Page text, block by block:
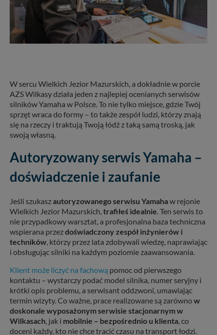
W sercu Wielkich Jezior Mazurskich, a dokładnie w porcie
AZS Wilkasy działa jeden z najlepiej ocenianych serwisów
silników Yamaha w Polsce. To nie tylko miejsce, gdzie Twój
sprzęt wraca do formy – to także zespół ludzi, którzy znają
się na rzeczy i traktują Twoją łódź z taką samą troską, jak
swoją własną.
Autoryzowany serwis Yamaha –
doświadczenie i zaufanie
Jeśli szukaszautoryzowanego serwisu Yamahaw rejonie
Wielkich Jezior Mazurskich, trafiłeś idealnie . Ten serwis to
nie przypadkowy warsztat, a profesjonalna baza techniczna
wspierana przezdoświadczony zespół inżynierów i
techników , którzy przez lata zdobywali wiedzę, naprawiając
i obsługując silniki na każdym poziomie zaawansowania.
Klient może liczyć na fachową pomoc od pierwszego
kontaktu – wystarczy podać model silnika, numer seryjny i
krótki opis problemu, a serwisant oddzwoni, umawiając
termin wizyty. Co ważne, prace realizowane są zarównow
doskonale wyposażonym serwisie stacjonarnym w
Wilkasach , jak i mobilnie – bezpośrednio u klienta , co
doceni każdy, kto nie chce tracić czasu na transport łodzi.